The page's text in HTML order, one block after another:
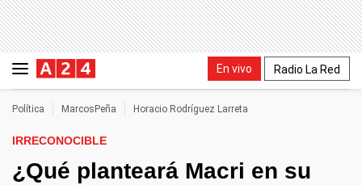
En vivo Radio La Red
Política MarcosPeña Horacio Rodríguez Larreta
IRRECONOCIBLE
¿Qué planteará Macri en su